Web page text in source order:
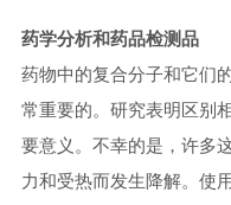
药学分析和药品检测品
药物中的复合分子和它们
常重要的。研究表明区别
要意义。不幸的是，许多
力和受热而发生降解。使